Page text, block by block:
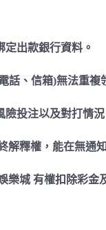
出款銀行資料。
話、信箱)無法重複
投注以及對打情
解釋權，能在無通
樂城 有權扣除彩金